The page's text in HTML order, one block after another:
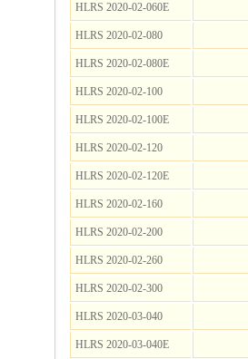
HLRS 2020-02-060E
HLRS 2020-02-080
HLRS 2020-02-080E
HLRS 2020-02-100
HLRS 2020-02-100E
HLRS 2020-02-120
HLRS 2020-02-120E
HLRS 2020-02-160
HLRS 2020-02-200
HLRS 2020-02-260
HLRS 2020-02-300
HLRS 2020-03-040
HLRS 2020-03-040E